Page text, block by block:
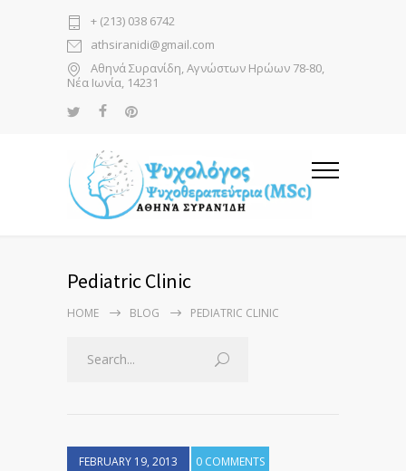
+ (213) 038 6742
athsiranidi@gmail.com
Αθηνά Συρανίδη, Αγνώστων Ηρώων 78-80,
Νέα Ιωνία, 14231
Pediatric Clinic
HOME BLOG PEDIATRIC CLINIC
FEBRUARY 19, 2013 0 COMMENTS